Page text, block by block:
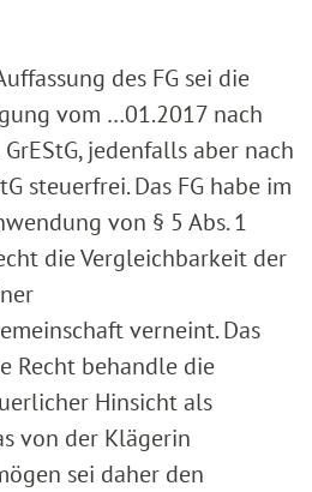
des FG sei die
vom …01.2017 nach
jedenfalls aber nach
steuerfrei. Das FG habe im
von § 5 Abs. 1
die Vergleichbarkeit der
verneint. Das
Recht behandle die
Hinsicht als
von der Klägerin
sei daher den